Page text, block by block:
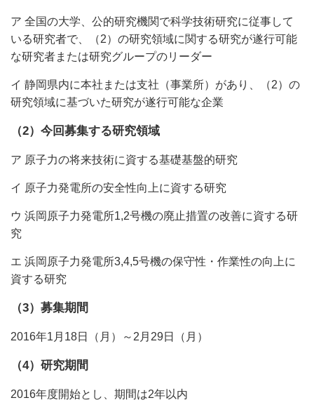
ア 全国の大学、公的研究機関で科学技術研究に従事して
いる研究者で、（2）の研究領域に関する研究が遂行可能
な研究者または研究グループのリーダー
イ 静岡県内に本社または支社（事業所）があり、（2）の
研究領域に基づいた研究が遂行可能な企業
（2）今回募集する研究領域
ア 原子力の将来技術に資する基礎基盤的研究
イ 原子力発電所の安全性向上に資する研究
ウ 浜岡原子力発電所1,2号機の廃止措置の改善に資する研
究
エ 浜岡原子力発電所3,4,5号機の保守性・作業性の向上に
資する研究
（3）募集期間
2016年1月18日（月）～2月29日（月）
（4）研究期間
2016年度開始とし、期間は2年以内